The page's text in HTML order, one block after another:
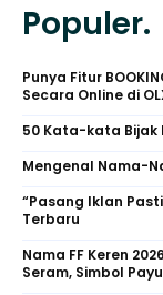
Populer.
Punya Fitur
Secara Online di
50 Kata-kata Bijak
Mengenal Nama-
“Pasang Iklan
Terbaru
Nama FF Keren
Seram, Simbol